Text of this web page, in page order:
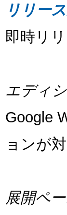
リリー
即時リ
エディ
Google
ョンが
展開ペ